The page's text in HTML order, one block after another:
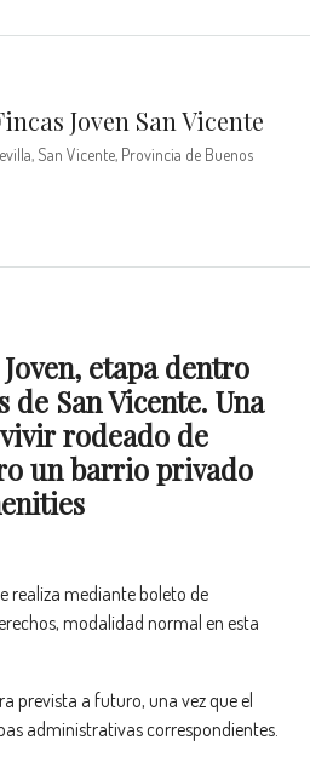
Joven San Vicente
San Vicente, Provincia de Buenos
etapa dentro
San Vicente. Una
rodeado de
un barrio privado
realiza mediante boleto de
modalidad normal en esta
prevista a futuro, una vez que el
administrativas correspondientes.